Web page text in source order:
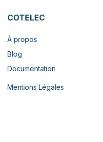
COTELEC
À propos
Blog
Documentation
Mentions Légales